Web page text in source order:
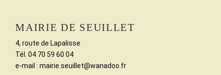
MAIRIE DE SEUILLET
4, route de Lapalisse
Tél. 04 70 59 60 04
e-mail : mairie.seuillet@wanadoo.fr